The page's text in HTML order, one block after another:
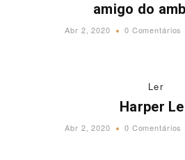
amigo do
Abr 2, 2020 0 Comentários
Ler
Harper
Abr 2, 2020 0 Comentários